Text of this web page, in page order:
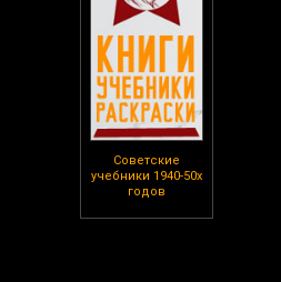
Советские
учебники 1940-50х
годов